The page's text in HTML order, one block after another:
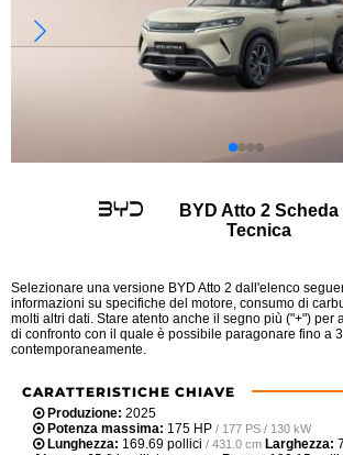
BYD Atto 2 Scheda
Tecnica
Selezionare una versione BYD Atto 2 dall'elenco
informazioni su specifiche del motore, consumo di
molti altri dati. Stare atento anche il segno più ("+") per
di confronto con il quale è possibile paragonare fino a
contemporaneamente.
CARATTERISTICHE CHIAVE
Produzione: 2025
Potenza massima: 175 HP / 177 PS / 130 kW
Lunghezza: 169.69 pollici / 431.0 cm Larghezza: